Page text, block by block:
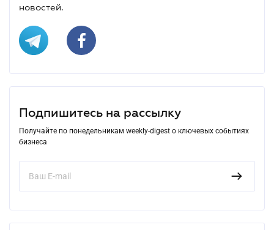
новостей.
Подпишитесь на рассылку
Получайте по понедельникам weekly-digest о ключевых событиях
бизнеса